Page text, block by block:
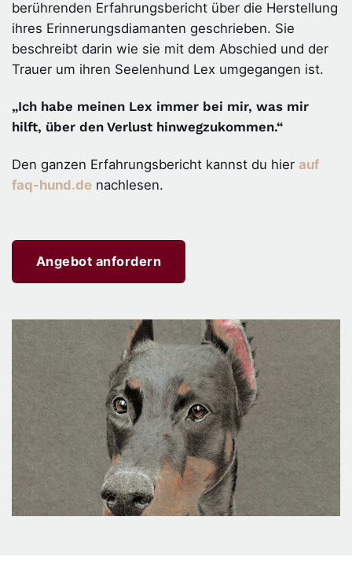
berührenden Erfahrungsbericht über die Herstellung
ihres Erinnerungsdiamanten geschrieben. Sie
beschreibt darin wie sie mit dem Abschied und der
Trauer um ihren Seelenhund Lex umgegangen ist.
„Ich habe meinen Lex immer bei mir, was mir
hilft, über den Verlust hinwegzukommen.“
Den ganzen Erfahrungsbericht kannst du hier auf
faq-hund.de nachlesen.
Angebot anfordern